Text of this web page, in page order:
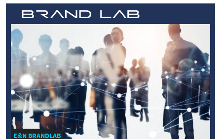
E&N BRANDLAB